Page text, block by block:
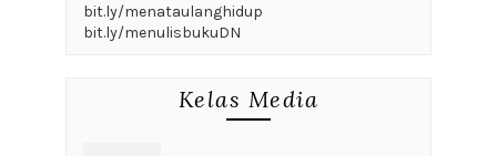
bit.ly/menataulanghidup
bit.ly/menulisbukuDN
Kelas Media